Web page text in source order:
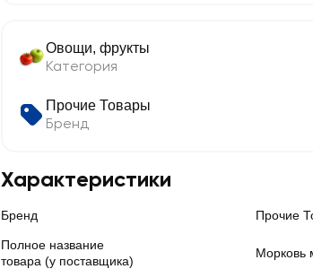
Овощи, фрукты
Категория
Прочие Товары
Бренд
Характеристики
Бренд Прочие
Полное название
товара (у поставщика)
Морковь